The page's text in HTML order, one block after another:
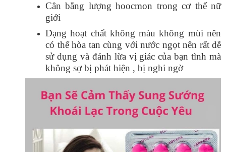
Cân bằng lượng hoocmon trong cơ thể nữ
giới
Dạng hoạt chất không màu không mùi nên
có thể hòa tan cùng với nước ngọt nên rất dễ
sử dụng và đánh lừa vị giác của bạn tình mà
không sợ bị phát hiện , bị nghi ngờ